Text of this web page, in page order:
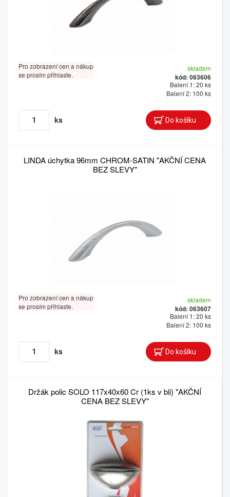
Pro zobrazení cen a nákup
se prosím přihlaste.
skladem
kód: 063606
Balení 1: 20 ks
Balení 2: 100 ks
ks
LINDA úchytka 96mm CHROM-SATIN "AKČNÍ CENA
BEZ SLEVY"
Pro zobrazení cen a nákup
se prosím přihlaste.
skladem
kód: 063607
Balení 1: 20 ks
Balení 2: 100 ks
ks
Držák polic SOLO 117x40x60 Cr (1ks v bli) "AKČNÍ
CENA BEZ SLEVY"